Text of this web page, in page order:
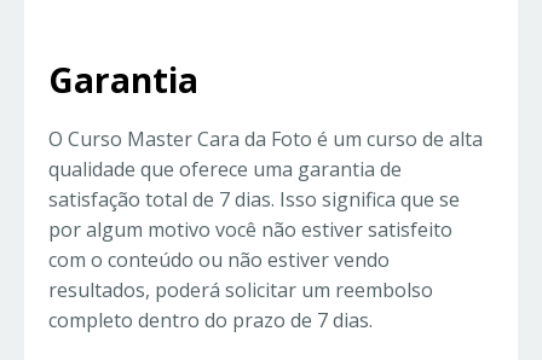
Garantia
O Curso Master Cara da Foto é um curso de alta
qualidade que oferece uma garantia de
satisfação total de 7 dias. Isso significa que se
por algum motivo você não estiver satisfeito
com o conteúdo ou não estiver vendo
resultados, poderá solicitar um reembolso
completo dentro do prazo de 7 dias.